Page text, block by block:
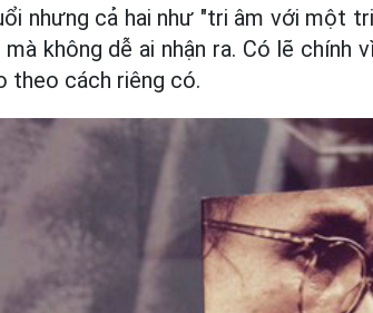
nhưng cả hai như "tri âm với một
không dễ ai nhận ra. Có lẽ chính
theo cách riêng có.